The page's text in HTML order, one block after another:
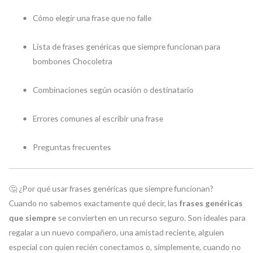
Cómo elegir una frase que no falle
Lista de frases genéricas que siempre funcionan para
bombones Chocoletra
Combinaciones según ocasión o destinatario
Errores comunes al escribir una frase
Preguntas frecuentes
🤔 ¿Por qué usar frases genéricas que siempre funcionan?
Cuando no sabemos exactamente qué decir, las frases genéricas
que siempre se convierten en un recurso seguro. Son ideales para
regalar a un nuevo compañero, una amistad reciente, alguien
especial con quien recién conectamos o, simplemente, cuando no